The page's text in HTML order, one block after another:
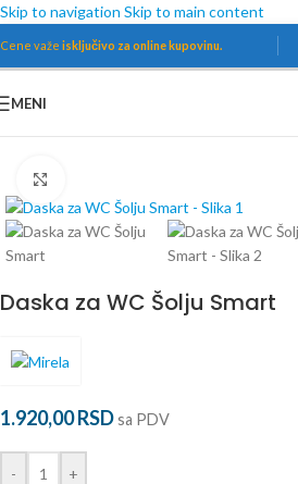
Skip to navigation Skip to main content
Cene važe isključivo za online kupovinu.
MENI
Daska za WC Šolju Smart
1.920,00RSDsa PDV
- +